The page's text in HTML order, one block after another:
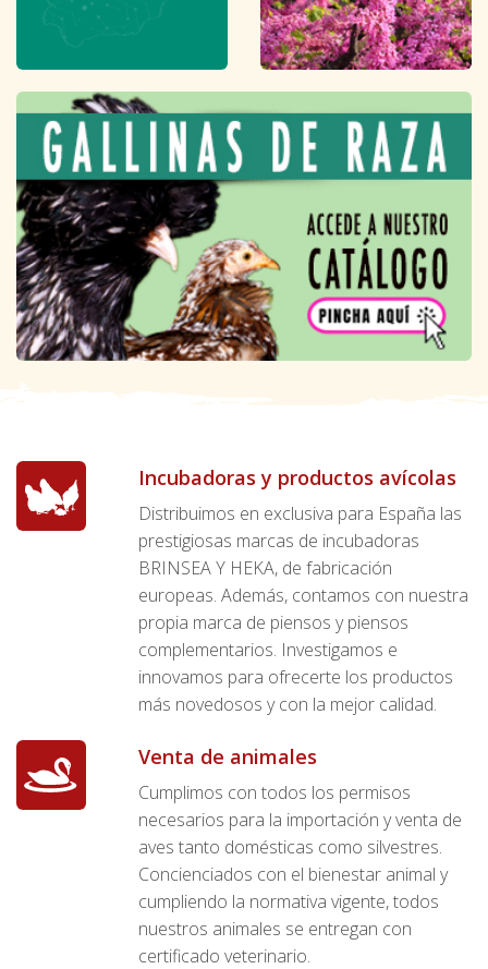
Incubadoras y productos avícolas
Distribuimos en exclusiva para España las
prestigiosas marcas de incubadoras
BRINSEA Y HEKA, de fabricación
europeas. Además, contamos con nuestra
propia marca de piensos y piensos
complementarios. Investigamos e
innovamos para ofrecerte los productos
más novedosos y con la mejor calidad.
Venta de animales
Cumplimos con todos los permisos
necesarios para la importación y venta de
aves tanto domésticas como silvestres.
Concienciados con el bienestar animal y
cumpliendo la normativa vigente, todos
nuestros animales se entregan con
certificado veterinario.